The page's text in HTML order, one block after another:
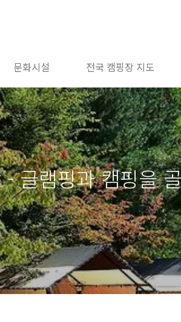
문화시설 전국 캠핑장 지도
글램핑과 캠핑을